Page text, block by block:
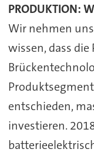
PRODUKTION:
Wir nehmen
wissen, dass
entschieden,
investieren.